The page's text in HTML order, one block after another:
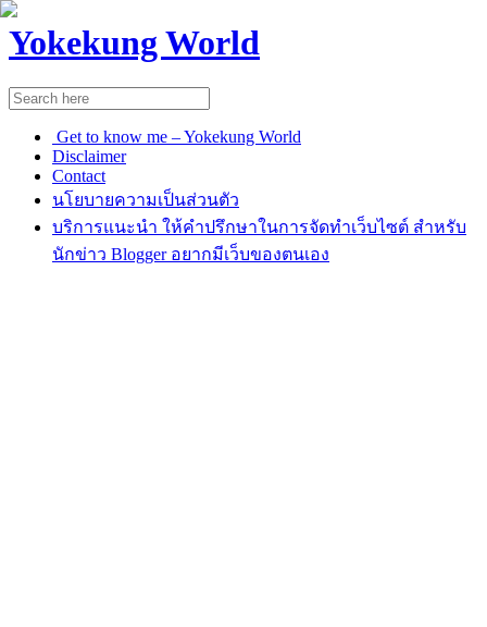
Yokekung World
Get to know me – Yokekung World
Disclaimer
Contact
นโยบายความเป็นส่วนตัว
บริการแนะนำ ให้คำปรึกษาในการจัดทำเว็บไซต์ สำหรับ
นักข่าว Blogger อยากมีเว็บของตนเอง